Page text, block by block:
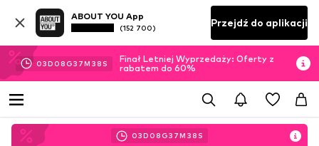
ABOUT YOU App
(152 700) Przejdź do aplikacji
03D 08 G37M 36 S
Finał Letniej Wyprzedaży: Oferty z
rabatem do 60%
03D 08 G37M 36 S